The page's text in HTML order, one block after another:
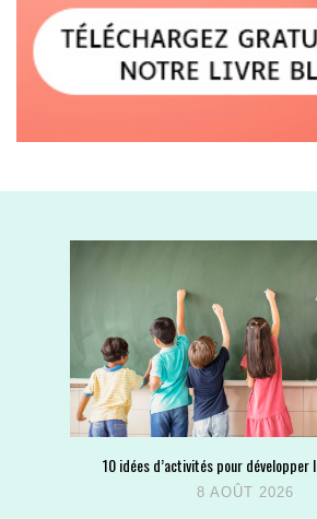
10 idées d’activités pour développer
8 AOÛT 2026